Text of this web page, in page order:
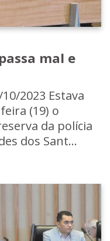
mal e
2023 Estava
(19) o
da polícia
dos Sant...